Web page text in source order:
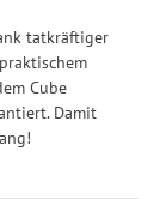
tatkräftiger
Cube
Damit